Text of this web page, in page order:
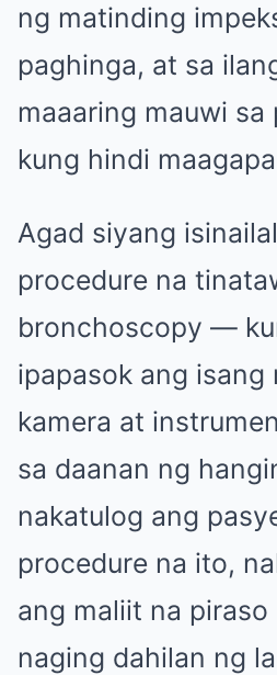
ng matinding
paghinga, at sa
maaaring mauwi sa
kung hindi
Agad siyang
procedure na
bronchoscopy —
ipapasok ang isang
kamera at
sa daanan ng
nakatulog ang
procedure na ito,
ang maliit na
naging dahilan ng